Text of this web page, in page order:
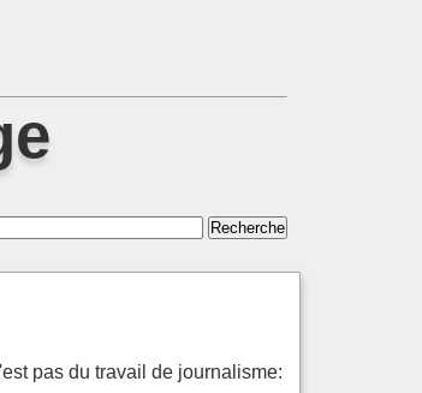
pas du travail de journalisme: